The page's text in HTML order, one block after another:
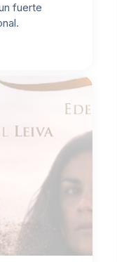
fuerte